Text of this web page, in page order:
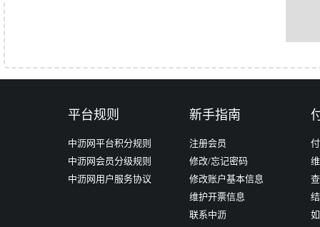
平台规则
中沥网平台积分规则
中沥网会员分级规则
中沥网用户服务协议
新手指南
注册会员
修改/忘记密码
修改账户基本信息
维护开票信息
联系中沥